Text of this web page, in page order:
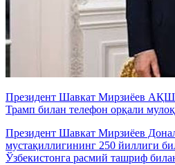
Президент Шавкат Мирзиёев АҚШ
Трамп билан телефон орқали
Президент Шавкат Мирзиёев
мустақиллигининг 250 йиллиги
Ўзбекистонга расмий ташриф